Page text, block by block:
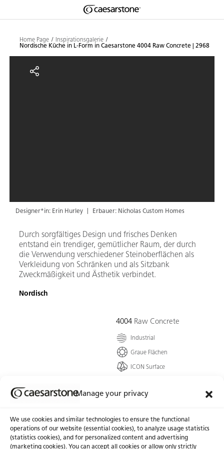
Manage your privacy
We use cookies and similar technologies to ensure the functional
operations of our website (essential cookies), to analyze usage statistics
(statistics cookies), and for personalized content and advertising
(marketing cookies). You can accept all cookies or allow only strictly
Shaped
by Nature
The Pebbles
Home Page
Inspirationsgalerie
Nordische Küche in L-Form in Caesarstone 4004 Raw Concrete | 2968
Nordische Küche in L-Form in
Designer*in: Erin Hurley Erbauer: Nicholas Custom Homes
Durch sorgfältiges Design und frisches Denken
entstand ein trendiger, gemütlicher Raum, der durch
die Verwendung verschiedener Steinoberflächen als
Verkleidung von Schränken und als Sitzbank
Zweckmäßigkeit und Ästhetik verbindet.
Nordisch
4004 Raw Concrete
Industrial
Graue Flächen
ICON Surface
Spritzer mischen sich mit
die gefeierte klassische
Großstadtästhetik.